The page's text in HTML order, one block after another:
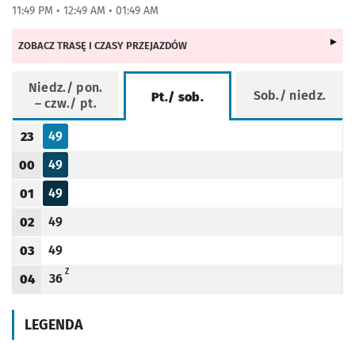
11:49 PM • 12:49 AM • 01:49 AM
ZOBACZ TRASĘ I CZASY PRZEJAZDÓW
Niedz./ pon.
– czw./ pt.
Pt./ sob. Sob./ niedz.
Rozkład jazdy -
Godzina odjazdu
23
Odjazd
49
minut po godzinie 23
Godzina odjazdu
00
Odjazd
49
minut po godzinie 00
Godzina odjazdu
01
Odjazd
49
minut po godzinie 01
Godzina odjazdu
02
Odjazd
49
minut po godzinie 02
Godzina odjazdu
03
Odjazd
49
minut po godzinie 03
Godzina odjazdu
04
Odjazd
36
minut po godzinie 04
ZZ - ZJAZD DO ZAJEZDNI PRZY UL. OBORNICKIEJ (DO PRZYST. GALERIA
LEGENDA